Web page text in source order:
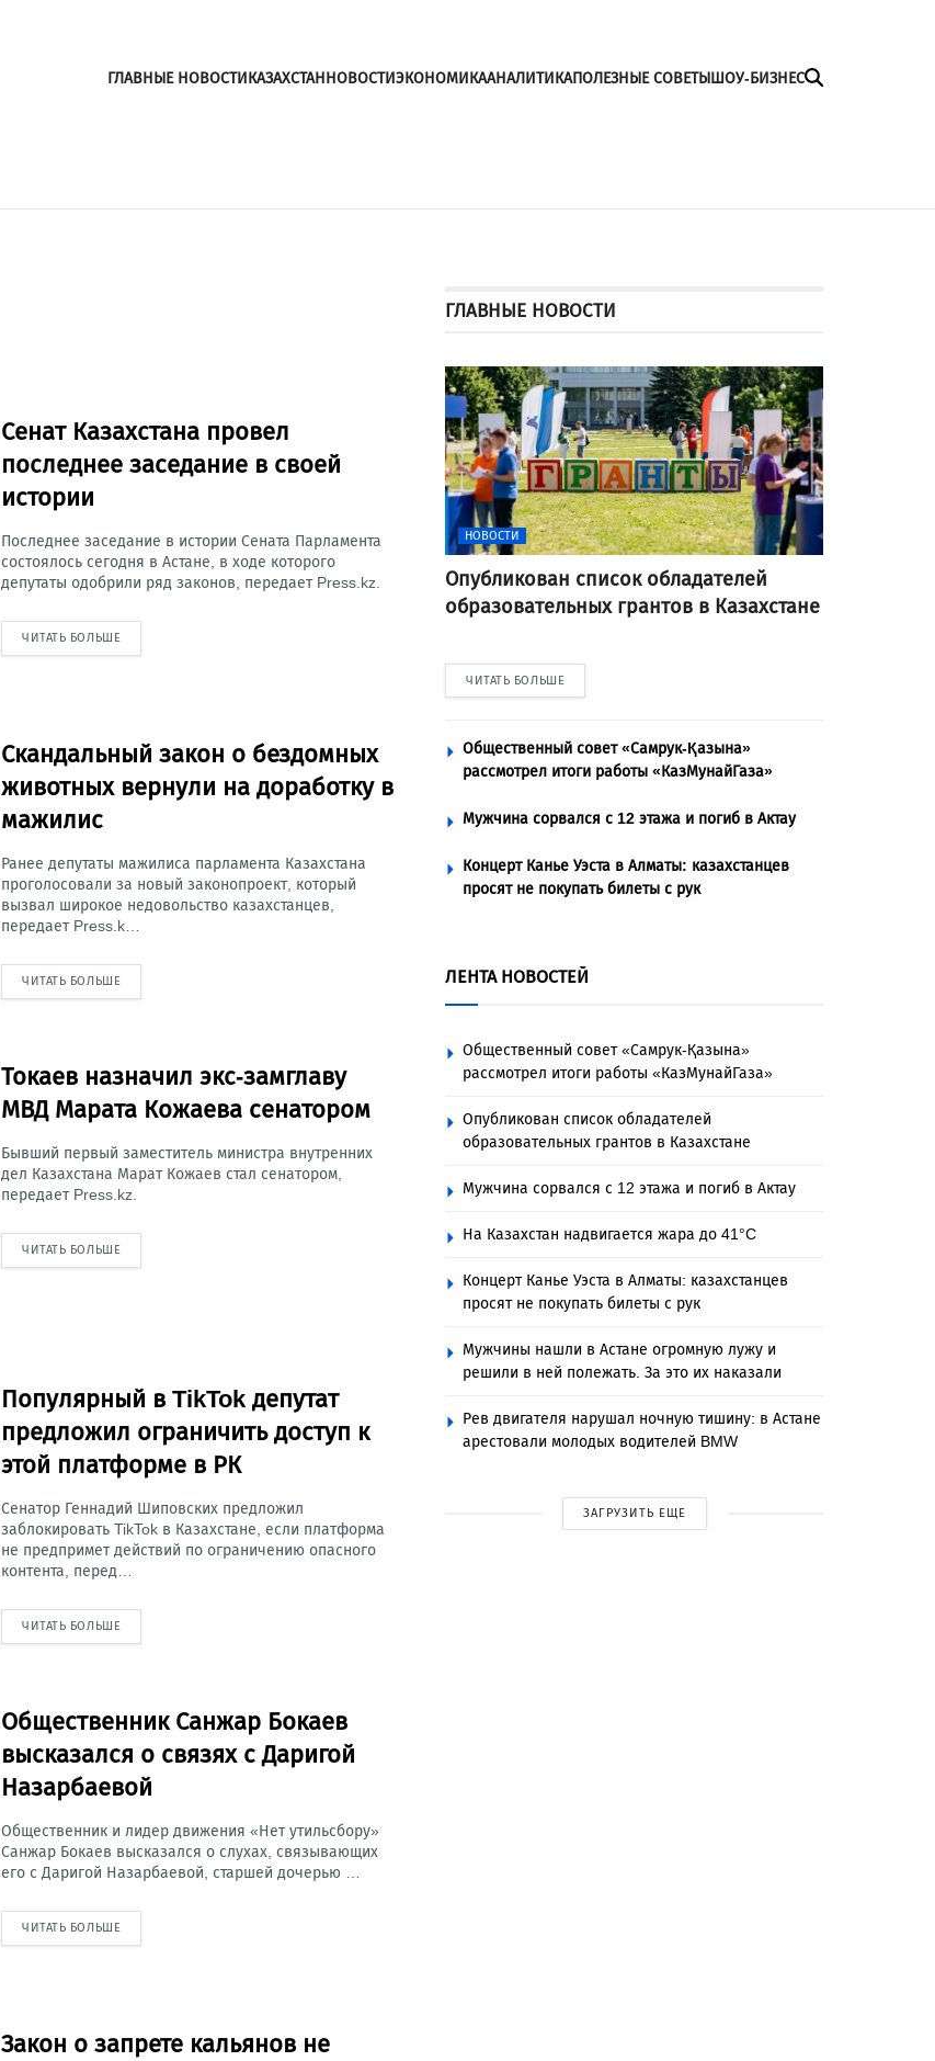
ГЛАВНЫЕ НОВОСТИКАЗАХСТАННОВОСТИЭКОНОМИКААНАЛИТИКАПОЛЕЗНЫЕ СОВЕТЫШОУ-БИЗНЕС
Сенат Казахстана провел
последнее заседание в своей
истории
Последнее заседание в истории Сената Парламента
состоялось сегодня в Астане, в ходе которого
депутаты одобрили ряд законов, передает Press.kz.
ЧИТАТЬ БОЛЬШЕ
Скандальный закон о бездомных
животных вернули на доработку в
мажилис
Ранее депутаты мажилиса парламента Казахстана
проголосовали за новый законопроект, который
вызвал широкое недовольство казахстанцев,
передает Press.k…
ЧИТАТЬ БОЛЬШЕ
Токаев назначил экс-замглаву
МВД Марата Кожаева сенатором
Бывший первый заместитель министра внутренних
дел Казахстана Марат Кожаев стал сенатором,
передает Press.kz.
ЧИТАТЬ БОЛЬШЕ
Популярный в TikTok депутат
предложил ограничить доступ к
этой платформе в РК
Сенатор Геннадий Шиповских предложил
заблокировать TikTok в Казахстане, если платформа
не предпримет действий по ограничению опасного
контента, перед…
ЧИТАТЬ БОЛЬШЕ
Общественник Санжар Бокаев
высказался о связях с Даригой
Назарбаевой
Общественник и лидер движения «Нет утильсбору»
Санжар Бокаев высказался о слухах, связывающих
его с Даригой Назарбаевой, старшей дочерью …
ЧИТАТЬ БОЛЬШЕ
Закон о запрете кальянов не
ГЛАВНЫЕ НОВОСТИ
НОВОСТИ
Опубликован список обладателей
образовательных грантов в Казахстане
ЧИТАТЬ БОЛЬШЕ
Общественный совет «Самрук-Қазына»
рассмотрел итоги работы «КазМунайГаза»
Мужчина сорвался с 12 этажа и погиб в Актау
Концерт Канье Уэста в Алматы: казахстанцев
просят не покупать билеты с рук
ЛЕНТА НОВОСТЕЙ
Общественный совет «Самрук-Қазына»
рассмотрел итоги работы «КазМунайГаза»
Опубликован список обладателей
образовательных грантов в Казахстане
Мужчина сорвался с 12 этажа и погиб в Актау
На Казахстан надвигается жара до 41°C
Концерт Канье Уэста в Алматы: казахстанцев
просят не покупать билеты с рук
Мужчины нашли в Астане огромную лужу и
решили в ней полежать. За это их наказали
Рев двигателя нарушал ночную тишину: в Астане
арестовали молодых водителей BMW
ЗАГРУЗИТЬ ЕЩЕ